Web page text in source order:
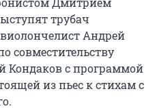
трубач
Андрей
совместительству
Кондаков с программой
из пьес к стихам с